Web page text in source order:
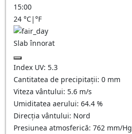
15:00
24 °C|°F
Slab înnorat
Index UV: 5.3
Cantitatea de precipitații: 0 mm
Viteza vântului: 5.6 m/s
Umiditatea aerului: 64.4 %
Direcția vântului: Nord
Presiunea atmosferică: 762 mm/Hg